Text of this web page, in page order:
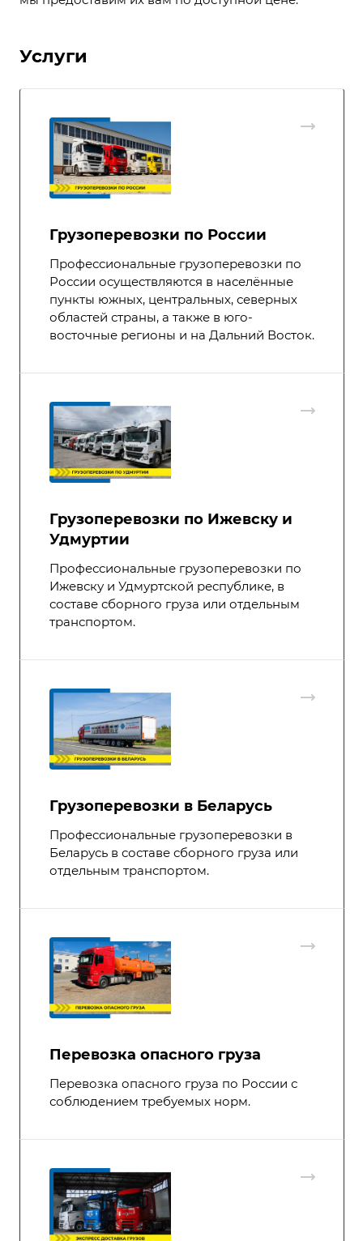
Услуги
Грузоперевозки по России
Профессиональные грузоперевозки по
России осуществляются в населённые
пункты южных, центральных, северных
областей страны, а также в юго-
восточные регионы и на Дальний Восток.
Грузоперевозки по Ижевску и
Удмуртии
Профессиональные грузоперевозки по
Ижевску и Удмуртской республике, в
составе сборного груза или отдельным
транспортом.
Грузоперевозки в Беларусь
Профессиональные грузоперевозки в
Беларусь в составе сборного груза или
отдельным транспортом.
Перевозка опасного груза
Перевозка опасного груза по России с
соблюдением требуемых норм.